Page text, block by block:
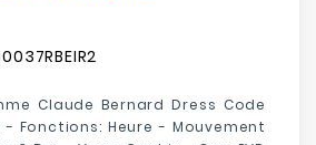
Claude Bernard Dress Code
- Fonctions: Heure - Mouvement